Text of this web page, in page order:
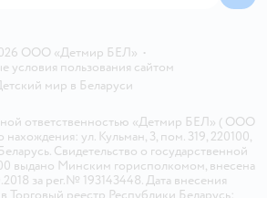
ООО «Детмир БЕЛ» •
условия пользования сайтом
мир в Беларуси
ответственностью «Детмир БЕЛ» ( ООО
ул. Кульман, 3, пом. 319, 220100,
Свидетельство о государственной
выдано Минским горисполкомом, внесена
за рег.№ 193143448. Дата внесения
Торговый реестр Республики Беларусь: